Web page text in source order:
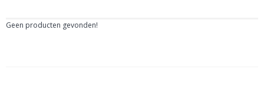
Geen producten gevonden!